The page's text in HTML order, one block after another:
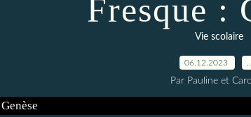
Fresque :
Vie scolaire
06.12.2023
Par Pauline et